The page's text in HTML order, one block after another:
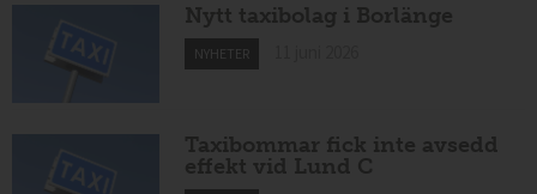
Nytt taxibolag i Borlänge
NYHETER
Taxibommar fick inte avsedd
effekt vid Lund C